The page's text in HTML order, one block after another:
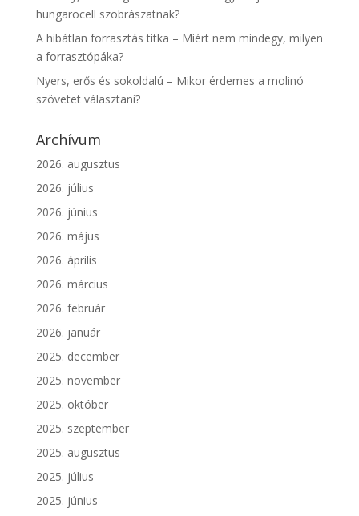
hungarocell szobrászatnak?
A hibátlan forrasztás titka – Miért nem mindegy, milyen
a forrasztópáka?
Nyers, erős és sokoldalú – Mikor érdemes a molinó
szövetet választani?
Archívum
2026. augusztus
2026. július
2026. június
2026. május
2026. április
2026. március
2026. február
2026. január
2025. december
2025. november
2025. október
2025. szeptember
2025. augusztus
2025. július
2025. június